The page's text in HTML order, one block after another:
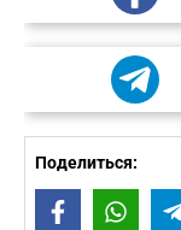
Поделиться:
Facebook